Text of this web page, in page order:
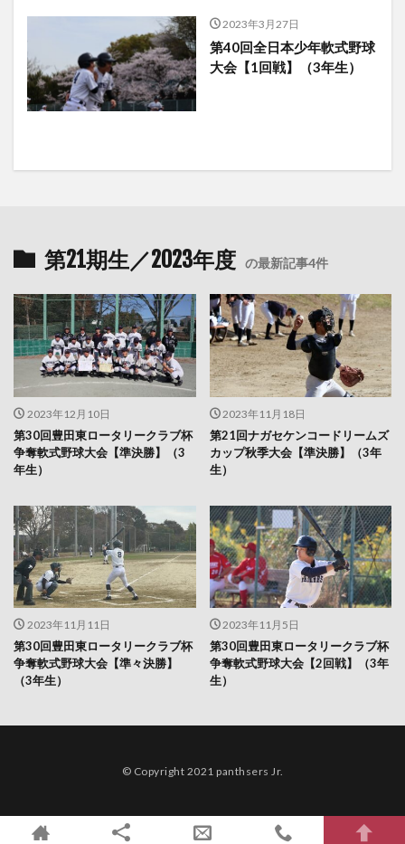
2023年3月27日
第40回全日本少年軟式野球
大会【1回戦】（3年生）
第21期生／2023年度 の最新記事4件
2023年12月10日
第30回豊田東ロータリークラブ杯
争奪軟式野球大会【準決勝】（3
年生）
2023年11月18日
第21回ナガセケンコードリームズ
カップ秋季大会【準決勝】（3年
生）
2023年11月11日
第30回豊田東ロータリークラブ杯
争奪軟式野球大会【準々決勝】
（3年生）
2023年11月5日
第30回豊田東ロータリークラブ杯
争奪軟式野球大会【2回戦】（3年
生）
© Copyright 2021 panthsers Jr.